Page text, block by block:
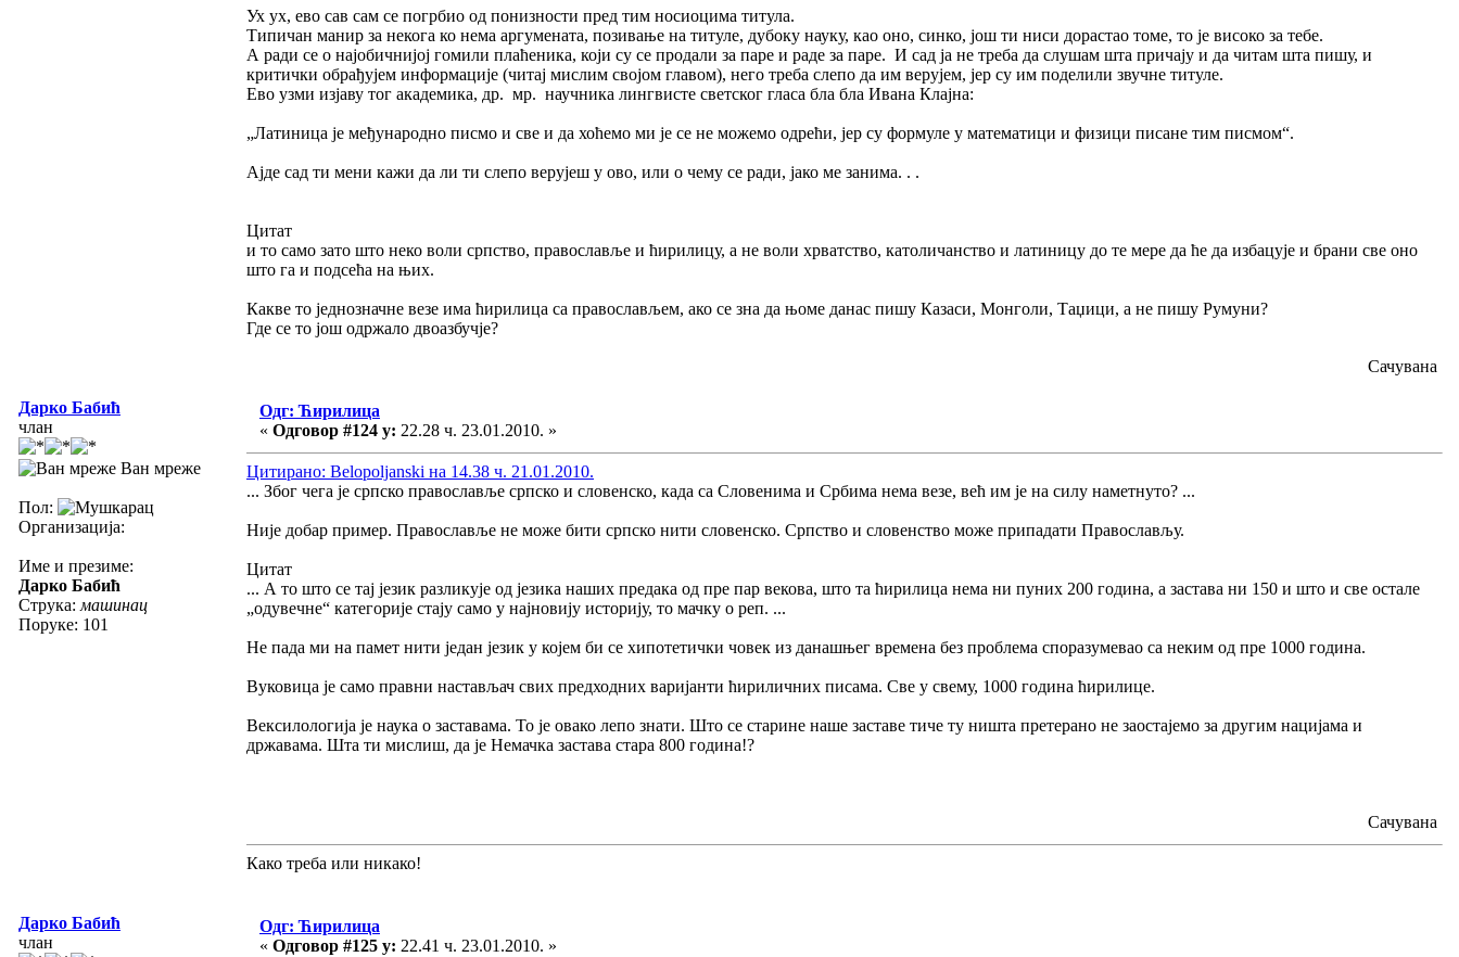
Ух ух, ево сав сам се погрбио од понизности пред тим носиоцима титула.
Типичан манир за некога ко нема аргумената, позивање на титуле, дубоку науку, као оно, синко, још ти ниси дорастао томе, то је високо за тебе.
А ради се о најобичнијој гомили плаћеника, који су се продали за паре и раде за паре. И сад ја не треба да слушам шта причају и да читам шта пишу, и
критички обрађујем информације (читај мислим својом главом), него треба слепо да им верујем, јер су им поделили звучне титуле.
Ево узми изјаву тог академика, др. мр. научника лингвисте светског гласа бла бла Ивана Клајна:
„Латиница је међународно писмо и све и да хоћемо ми је се не можемо одрећи, јер су формуле у математици и физици писане тим писмом“.
Ајде сад ти мени кажи да ли ти слепо верујеш у ово, или о чему се ради, јако ме занима. . .
Цитат
и то само зато што неко воли српство, православље и ћирилицу, а не воли хрватство, католичанство и латиницу до те мере да ће да избацује и брани све оно
што га и подсећа на њих.
Какве то једнозначне везе има ћирилица са православљем, ако се зна да њоме данас пишу Казаси, Монголи, Таџици, а не пишу Румуни?
Где се то још одржало двоазбучје?
Сачувана
Дарко Бабић
члан
Ван мреже
Пол:
Организација:
Име и презиме:
Дарко Бабић
Струка: машинац
Поруке: 101
Одг: Ћирилица
« Одговор #124 у: 22.28 ч. 23.01.2010. »
Цитирано: Belopoljanski на 14.38 ч. 21.01.2010.
... Због чега је српско православље српско и словенско, када са Словенима и Србима нема везе, већ им је на силу наметнуто? ...
Није добар пример. Православље не може бити српско нити словенско. Српство и словенство може припадати Православљу.
Цитат
... А то што се тај језик разликује од језика наших предака од пре пар векова, што та ћирилица нема ни пуних 200 година, а застава ни 150 и што и све остале
„одувечне“ категорије стају само у најновију историју, то мачку о реп. ...
Не пада ми на памет нити један језик у којем би се хипотетички човек из данашњег времена без проблема споразумевао са неким од пре 1000 година.
Вуковица је само правни настављач свих предходних варијанти ћириличних писама. Све у свему, 1000 година ћирилице.
Вексилологија је наука о заставама. То је овако лепо знати. Што се старине наше заставе тиче ту ништа претерано не заостајемо за другим нацијама и
државама. Шта ти мислиш, да је Немачка застава стара 800 година!?
Сачувана
Како треба или никако!
Дарко Бабић
члан
Одг: Ћирилица
« Одговор #125 у: 22.41 ч. 23.01.2010. »